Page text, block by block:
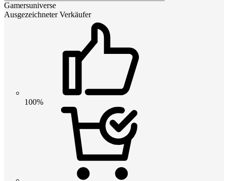
Gamersuniverse
Ausgezeichneter Verkäufer
100%